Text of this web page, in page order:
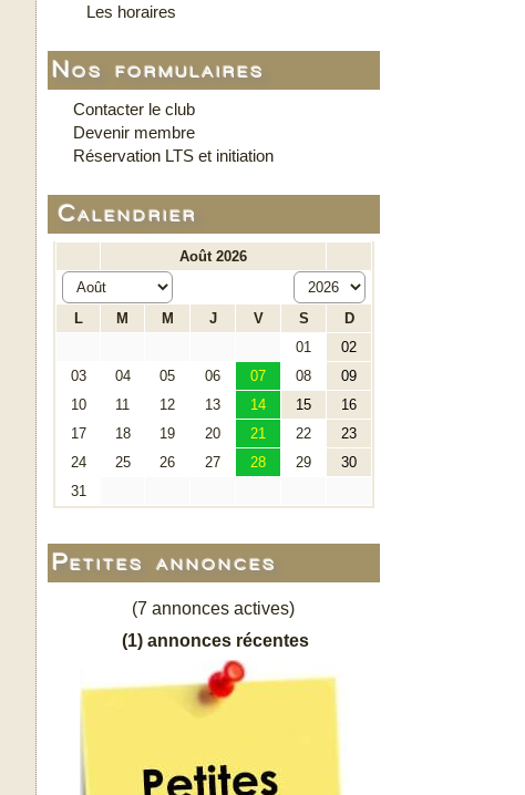
Les horaires
Nos formulaires
Contacter le club
Devenir membre
Réservation LTS et initiation
Calendrier
Petites annonces
(7 annonces actives)
(1) annonces récentes